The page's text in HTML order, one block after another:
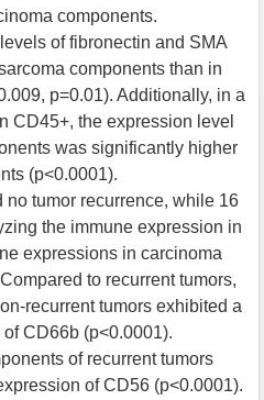
components.
of fibronectin and SMA
components than in
p=0.01). Additionally, in a
CD45+, the expression level
was significantly higher
(p<0.0001).
tumor recurrence, while 16
the immune expression in
expressions in carcinoma
to recurrent tumors,
recurrent tumors exhibited a
CD66b (p<0.0001).
of recurrent tumors
of CD56 (p<0.0001).